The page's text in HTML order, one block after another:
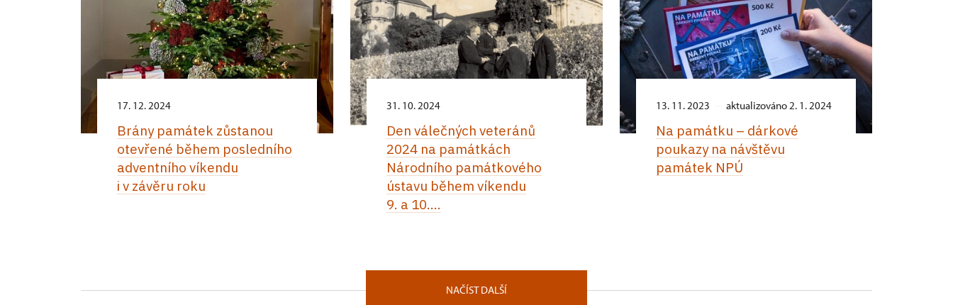
17. 12. 2024
Brány památek zůstanou
otevřené během posledního
adventního víkendu
i v závěru roku
31. 10. 2024
Den válečných veteránů
2024 na památkách
Národního památkového
ústavu během víkendu
9. a 10....
13. 11. 2023 aktualizováno 2. 1. 2024
Na památku –⁠ dárkové
poukazy na návštěvu
památek NPÚ
NAČÍST DALŠÍ